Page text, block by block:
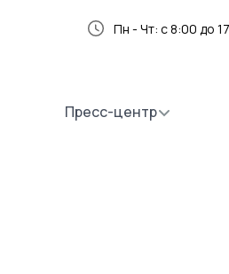
Пн - Чт: с 8:00 до
Пресс-центр